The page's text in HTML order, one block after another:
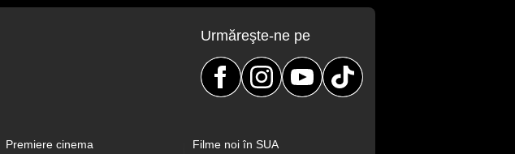
Urmăreşte-ne pe
Premiere cinema Filme noi în SUA